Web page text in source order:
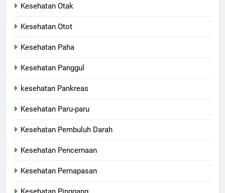
Kesehatan Otak
Kesehatan Otot
Kesehatan Paha
Kesehatan Panggul
kesehatan Pankreas
Kesehatan Paru-paru
Kesehatan Pembuluh Darah
Kesehatan Pencernaan
Kesehatan Pernapasan